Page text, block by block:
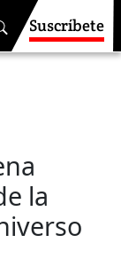
Suscríbete
la